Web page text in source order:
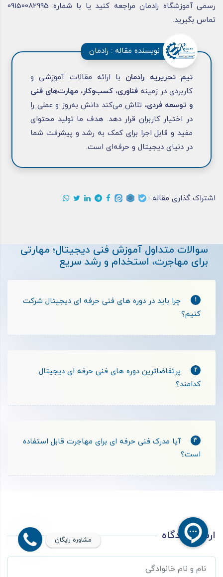
رسمی آموزشگاه رادمان مراجعه کنید یا با شماره‌ 09150082995
تماس بگیرید.
تیم تحریریه رادمان با ارائه مقالات آموزشی و
کاربردی در زمینه فناوری، کسب‌وکار، مهارت‌های فنی
و توسعه فردی، تلاش می‌کند دانش به‌روز و عملی را
در اختیار کاربران قرار دهد. هدف ما تولید محتوای
مفید و قابل اجرا برای کمک به رشد و پیشرفت شما
در دنیای دیجیتال و حرفه‌ای است.
نویسنده مقاله : رادمان
اشتراک گذاری مقاله :
سوالات متداول آموزش فنی دیجیتال؛ مهارتی
برای مهاجرت، استخدام و رشد سریع
1
چرا باید در دوره های فنی حرفه ای دیجیتال شرکت
کنیم؟
2
پرتقاضاترین دوره های فنی حرفه ای دیجیتال
کدامند؟
3
آیا مدرک فنی حرفه ای برای مهاجرت قابل استفاده
است؟
ارسال دیدگاه مشاوره رایگان